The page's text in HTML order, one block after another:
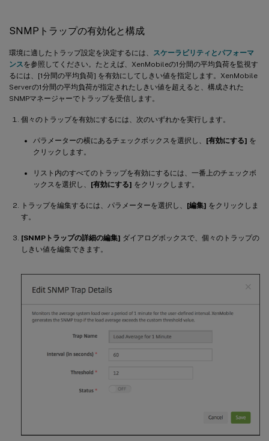
SNMPトラップの有効化と構成
環境に適したトラップ設定を決定するには、
スケーラビリティとパフォーマ
ンスを参照してください。たとえば、XenMobileの1分間の平均負荷を監視す
るには、[1分間の平均負荷] を有効にしてしきい値を指定します。XenMobile
Serverの1分間の平均負荷が指定されたしきい値を超えると、構成された
SNMPマネージャーでトラップを受信します。
個々のトラップを有効にするには、次のいずれかを実行します。
パラメーターの横にあるチェックボックスを選択し、 [有効にする] を
クリックします。
リスト内のすべてのトラップを有効にするには、一番上のチェックボ
ックスを選択し、 [有効にする] をクリックします。
トラップを編集するには、パラメーターを選択し、 [編集] をクリックしま
す。
[SNMPトラップの詳細の編集] ダイアログボックスで、個々のトラップの
しきい値を編集できます。